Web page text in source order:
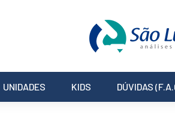
UNIDADES KIDS DÚVIDAS